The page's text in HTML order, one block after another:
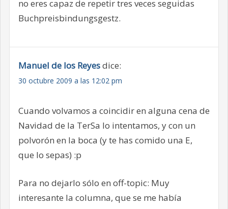
no eres capaz de repetir tres veces seguidas
Buchpreisbindungsgestz.
Manuel de los Reyesdice:
30 octubre 2009 a las 12:02 pm
Cuando volvamos a coincidir en alguna cena de
Navidad de la TerSa lo intentamos, y con un
polvorón en la boca (y te has comido una E,
que lo sepas) :p
Para no dejarlo sólo en off-topic: Muy
interesante la columna, que se me había